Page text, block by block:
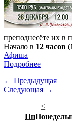
преподнесёте их в
Начало в 12 часов
Афиша
Подробнее
← Предыдущая
Следующая →
<
Пн